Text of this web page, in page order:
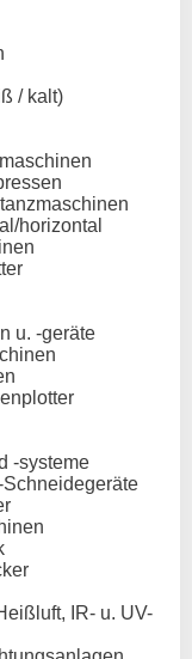
/ kalt)
horizontal
u. -geräte
-systeme
IR- u. UV-